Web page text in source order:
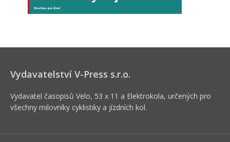
Vydavatelství V-Press s.r.o.
Vydavatel časopisů Velo, 53 x 11 a Elektrokola, určených pro
všechny milovníky cyklistiky a jízdních kol.